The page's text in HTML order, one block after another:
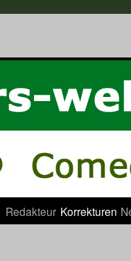
Redakteur Korrekturen